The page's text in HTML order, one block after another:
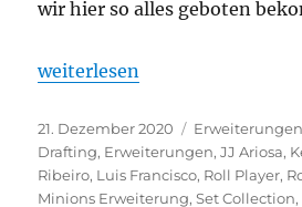
wir hier so alles geboten
„Roll Player – Monsters &
weiterlesen
Veröffentlicht
am
21. Dezember 2020 Kategorien
Erweiterungen
Drafting, Erweiterungen,JJ Ariosa,
Ribeiro, Luis Francisco, Roll Player,
Minions Erweiterung,Set Collection,